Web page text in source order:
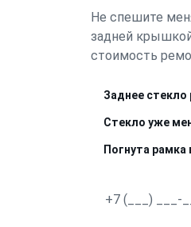
Не спешите
задней
стоимость
Заднее стекло
Стекло уже
Погнута